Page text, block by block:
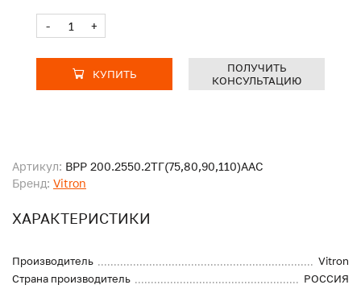
Артикул: ВРР 200.2550.2ТГ(75,80,90,110)ААС
Бренд: Vitron
ХАРАКТЕРИСТИКИ
Производитель
Vitron
Страна производитель
РОССИЯ
- +
КУПИТЬ
ПОЛУЧИТЬ
КОНСУЛЬТАЦИЮ